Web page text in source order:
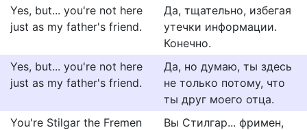
Yes, but... you're not here
just as my father's friend.
Да, тщательно, избегая
утечки информации.
Конечно.
Yes, but... you're not here
just as my father's friend.
Да, но думаю, ты здесь
не только потому, что
ты друг моего отца.
You're Stilgar the Fremen
Вы Стилгар... фримен,